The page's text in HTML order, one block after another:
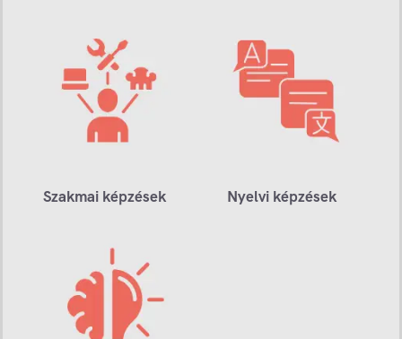
Szakmai képzések Nyelvi képzések